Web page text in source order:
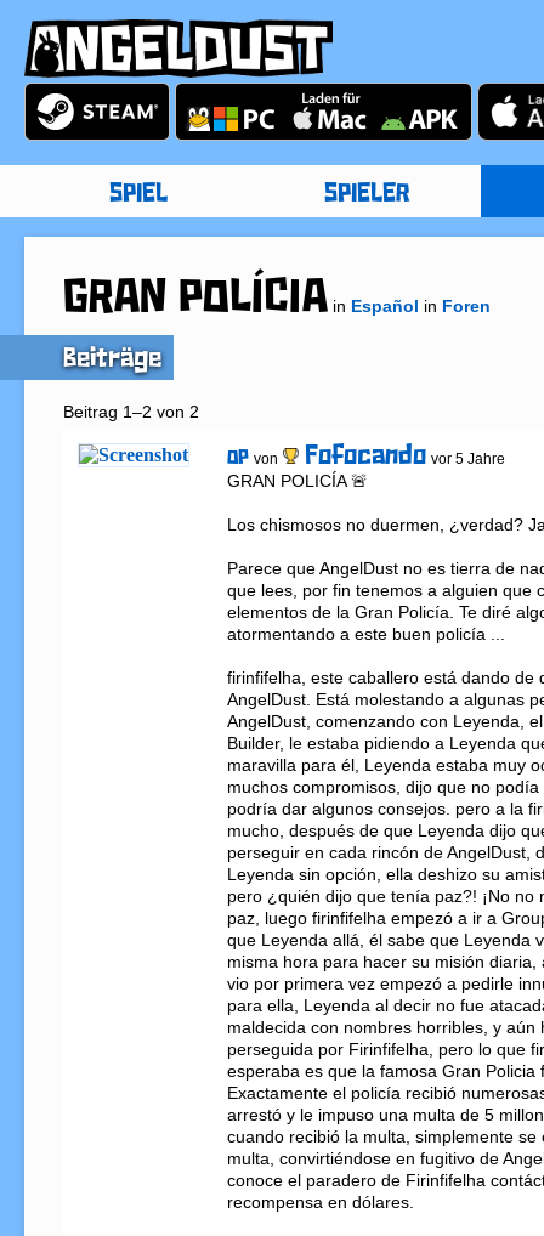
SPIEL SPIELER
GRAN POLÍCIA in Español in Foren
Beiträge
Beitrag 1–2 von 2
OP von Fofocando vor 5 Jahre
GRAN POLICÍA 🚨
Los chismosos no duermen, ¿verdad?
Parece que AngelDust no es tierra de
que lees, por fin tenemos a alguien que
elementos de la Gran Policía. Te diré
atormentando a este buen policía ...
firinfifelha, este caballero está dando de
AngelDust. Está molestando a algunas
AngelDust, comenzando con Leyenda,
Builder, le estaba pidiendo a Leyenda
maravilla para él, Leyenda estaba muy
muchos compromisos, dijo que no
podría dar algunos consejos. pero a la
mucho, después de que Leyenda dijo
perseguir en cada rincón de AngelDust,
Leyenda sin opción, ella deshizo su
pero ¿quién dijo que tenía paz?! ¡No no
paz, luego firinfifelha empezó a ir a
que Leyenda allá, él sabe que Leyenda
misma hora para hacer su misión diaria,
vio por primera vez empezó a pedirle
para ella, Leyenda al decir no fue
maldecida con nombres horribles, y aún
perseguida por Firinfifelha, pero lo que
esperaba es que la famosa Gran Policia
Exactamente el policía recibió
arrestó y le impuso una multa de 5
cuando recibió la multa, simplemente se
multa, convirtiéndose en fugitivo de
conoce el paradero de Firinfifelha
recompensa en dólares.